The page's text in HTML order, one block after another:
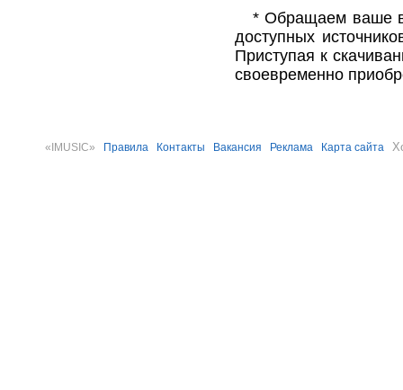
* Обращаем ваше
доступных
Приступая к
своевременно
«IMUSIC» Правила Контакты Вакансия Реклама Карта сайта